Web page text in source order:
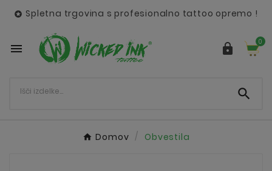
 Spletna trgovina s profesionalno tattoo opremo !
  0

Domov Obvestila